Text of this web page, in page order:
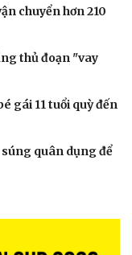
chuyển hơn 210
thủ đoạn "vay
gái 11 tuổi quỳ đến
quân dụng để